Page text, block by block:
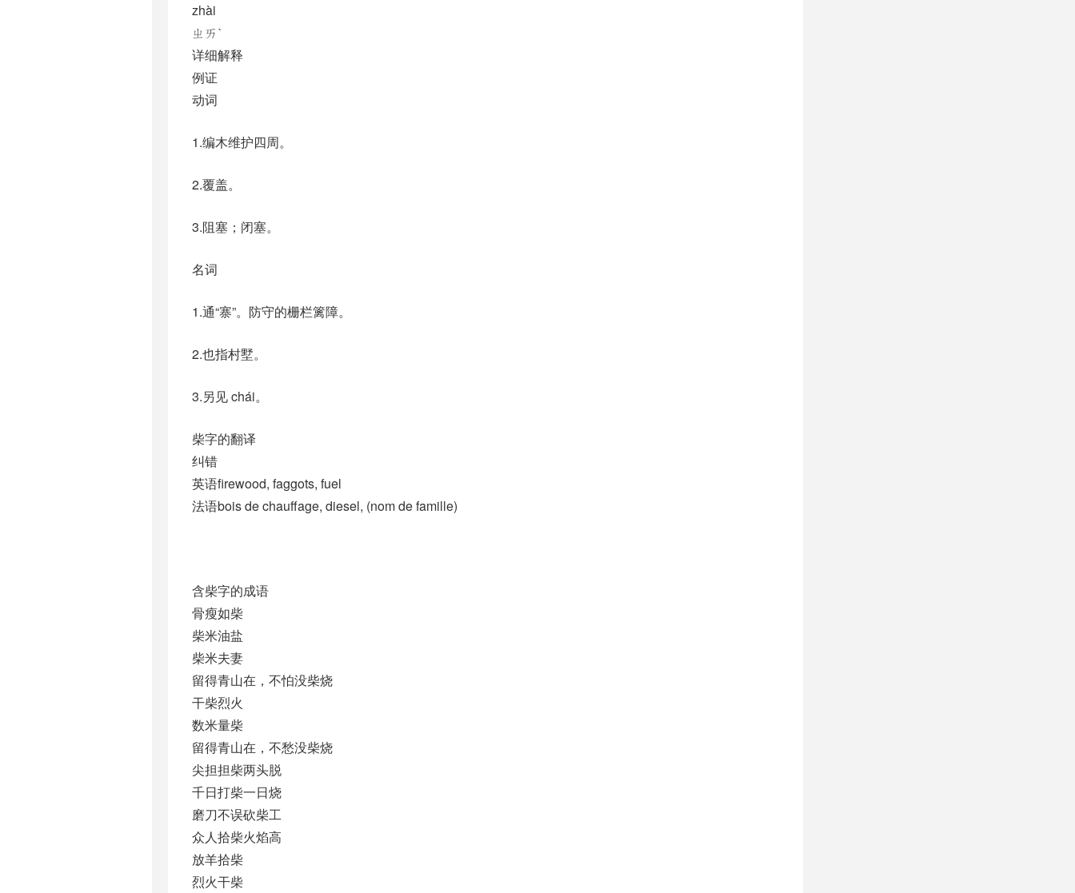
zhài
ㄓㄞˋ
详细解释
例证
动词
1.编木维护四周。
2.覆盖。
3.阻塞；闭塞。
名词
1.通“寨”。防守的栅栏篱障。
2.也指村墅。
3.另见 chái。
柴字的翻译
纠错
英语firewood, faggots, fuel
法语bois de chauffage, diesel, (nom de famille)​
含柴字的成语
骨瘦如柴
柴米油盐
柴米夫妻
留得青山在，不怕没柴烧
干柴烈火
数米量柴
留得青山在，不愁没柴烧
尖担担柴两头脱
千日打柴一日烧
磨刀不误砍柴工
众人拾柴火焰高
放羊拾柴
烈火干柴